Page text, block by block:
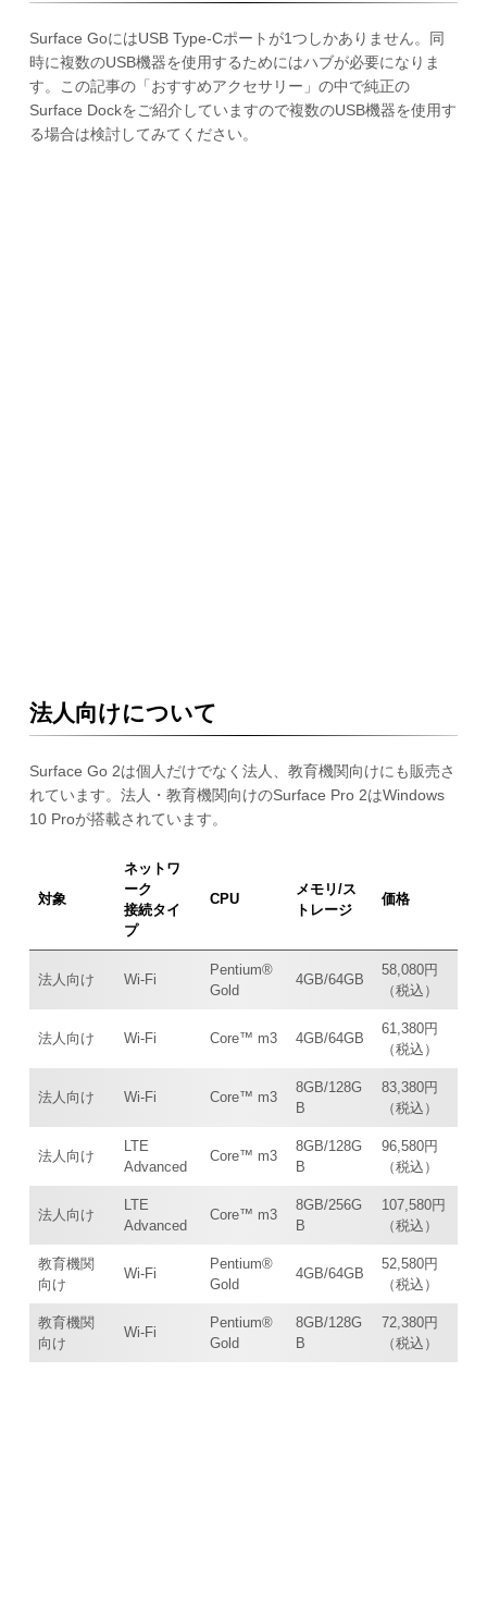
Surface GoにはUSB Type-Cポートが1つしかありません。同
時に複数のUSB機器を使用するためにはハブが必要になりま
す。この記事の「おすすめアクセサリー」の中で純正の
Surface Dockをご紹介していますので複数のUSB機器を使用す
る場合は検討してみてください。
法人向けについて
Surface Go 2は個人だけでなく法人、教育機関向けにも販売さ
れています。法人・教育機関向けのSurface Pro 2はWindows
10 Proが搭載されています。
対象
ネットワ
ーク
接続タイ
プ
CPU
メモリ/ス
トレージ
価格
法人向け Wi-Fi
Pentium®
Gold
4GB/64GB
58,080円
（税込）
法人向け Wi-Fi Core™ m3 4GB/64GB
61,380円
（税込）
法人向け Wi-Fi Core™ m3
8GB/128G
B
83,380円
（税込）
法人向け
LTE
Advanced
Core™ m3
8GB/128G
B
96,580円
（税込）
法人向け
LTE
Advanced
Core™ m3
8GB/256G
B
107,580円
（税込）
教育機関
向け
Wi-Fi
Pentium®
Gold
4GB/64GB
52,580円
（税込）
教育機関
向け
Wi-Fi
Pentium®
Gold
8GB/128G
B
72,380円
（税込）